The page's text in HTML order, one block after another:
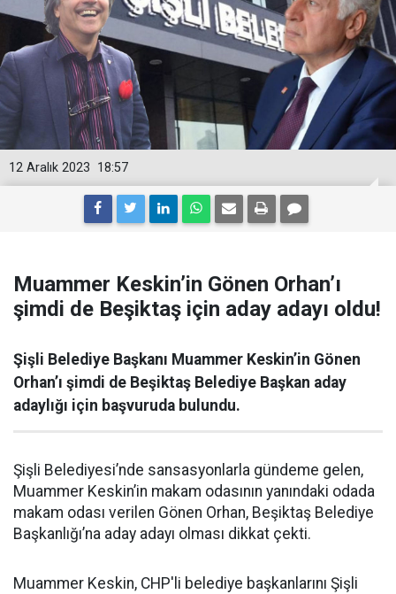
18:57
12 Aralık 2023
Muammer Keskin’in Gönen Orhan’ı
şimdi de Beşiktaş için aday adayı oldu!
Şişli Belediye Başkanı Muammer Keskin’in Gönen
Orhan’ı şimdi de Beşiktaş Belediye Başkan aday
adaylığı için başvuruda bulundu.
Şişli Belediyesi’nde sansasyonlarla gündeme gelen,
Muammer Keskin’in makam odasının yanındaki odada
makam odası verilen Gönen Orhan, Beşiktaş Belediye
Başkanlığı’na aday adayı olması dikkat çekti.
Muammer Keskin, CHP'li belediye başkanlarını Şişli